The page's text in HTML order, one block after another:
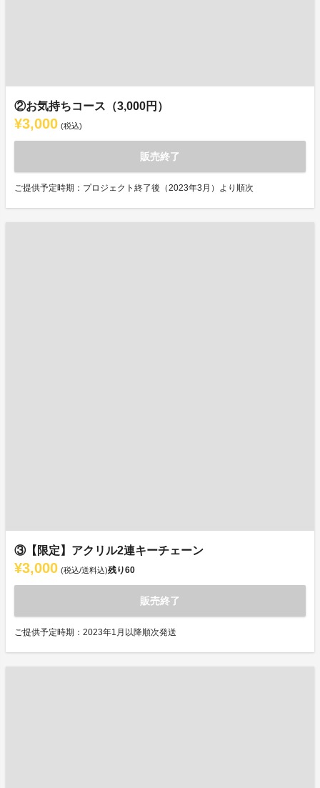
②お気持ちコース（3,000円）
¥3,000 (税込)
販売終了
ご提供予定時期：プロジェクト終了後（2023年3月）より順次
③【限定】アクリル2連キーチェーン
¥3,000 (税込/送料込)残り60
販売終了
ご提供予定時期：2023年1月以降順次発送